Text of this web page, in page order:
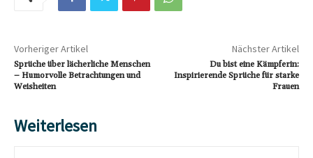
Vorheriger Artikel
Sprüche über lächerliche Menschen
– Humorvolle Betrachtungen und
Weisheiten
Nächster Artikel
Du bist eine Kämpferin:
Inspirierende Sprüche für starke
Frauen
Weiterlesen